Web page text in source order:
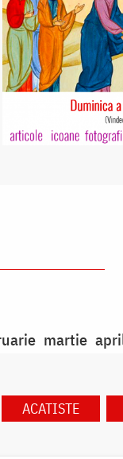
martie
ACATISTE